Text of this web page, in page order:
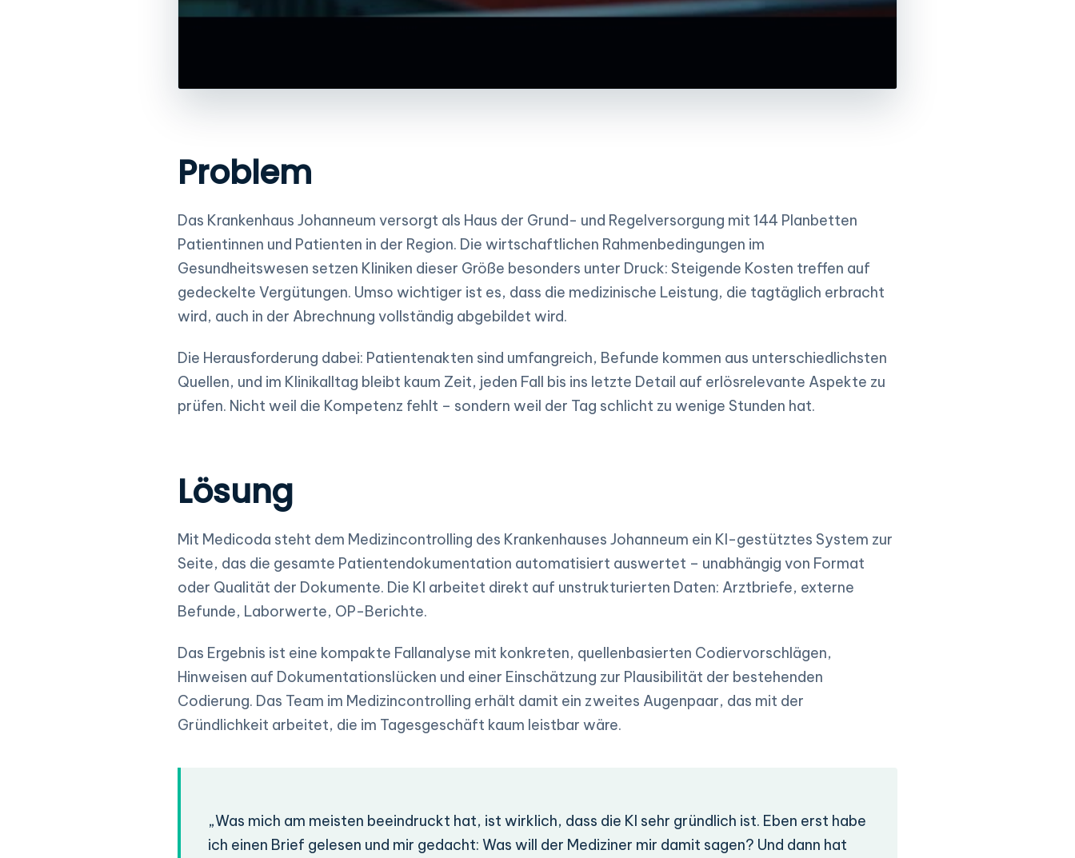
Problem
Das Krankenhaus Johanneum versorgt als Haus der Grund- und Regelversorgung mit 144 Planbetten
Patientinnen und Patienten in der Region. Die wirtschaftlichen Rahmenbedingungen im
Gesundheitswesen setzen Kliniken dieser Größe besonders unter Druck: Steigende Kosten treffen auf
gedeckelte Vergütungen. Umso wichtiger ist es, dass die medizinische Leistung, die tagtäglich erbracht
wird, auch in der Abrechnung vollständig abgebildet wird.
Die Herausforderung dabei: Patientenakten sind umfangreich, Befunde kommen aus unterschiedlichsten
Quellen, und im Klinikalltag bleibt kaum Zeit, jeden Fall bis ins letzte Detail auf erlösrelevante Aspekte zu
prüfen. Nicht weil die Kompetenz fehlt – sondern weil der Tag schlicht zu wenige Stunden hat.
Lösung
Mit Medicoda steht dem Medizincontrolling des Krankenhauses Johanneum ein KI-gestütztes System zur
Seite, das die gesamte Patientendokumentation automatisiert auswertet – unabhängig von Format
oder Qualität der Dokumente. Die KI arbeitet direkt auf unstrukturierten Daten: Arztbriefe, externe
Befunde, Laborwerte, OP-Berichte.
Das Ergebnis ist eine kompakte Fallanalyse mit konkreten, quellenbasierten Codiervorschlägen,
Hinweisen auf Dokumentationslücken und einer Einschätzung zur Plausibilität der bestehenden
Codierung. Das Team im Medizincontrolling erhält damit ein zweites Augenpaar, das mit der
Gründlichkeit arbeitet, die im Tagesgeschäft kaum leistbar wäre.
„Was mich am meisten beeindruckt hat, ist wirklich, dass die KI sehr gründlich ist. Eben erst habe
ich einen Brief gelesen und mir gedacht: Was will der Mediziner mir damit sagen? Und dann hat